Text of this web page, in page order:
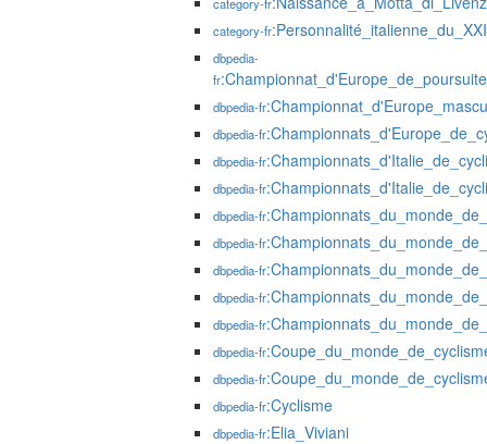
category-fr
dbpedia-
fr
dbpedia-fr
dbpedia-fr
dbpedia-fr
dbpedia-fr
dbpedia-fr
dbpedia-fr
dbpedia-fr
dbpedia-fr
dbpedia-fr
dbpedia-fr
dbpedia-fr
dbpedia-fr:Cyclisme
dbpedia-fr:Elia_Viviani